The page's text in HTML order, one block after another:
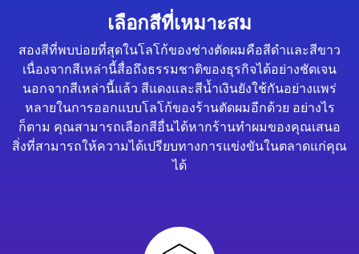
เลือกสีที่เหมาะสม
สองสีที่พบบ่อยที่สุดในโลโก้ของช่างตัดผมคือสีดำและสีขาว
เนื่องจากสีเหล่านี้สื่อถึงธรรมชาติของธุรกิจได้อย่างชัดเจน
นอกจากสีเหล่านี้แล้ว สีแดงและสีน้ำเงินยังใช้กันอย่างแพร่
หลายในการออกแบบโลโก้ของร้านตัดผมอีกด้วย อย่างไร
ก็ตาม คุณสามารถเลือกสีอื่นได้หากร้านทำผมของคุณเสนอ
สิ่งที่สามารถให้ความได้เปรียบทางการแข่งขันในตลาดแก่คุณ
ได้